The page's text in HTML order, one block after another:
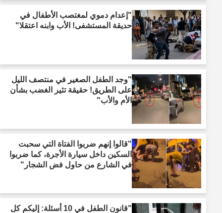
"إعدام دموي لمغتصب الأطفال في
حديقة المستشفى! الأب وابنه اعتقلا"
"وجد الطفل الصغير في منتصف الليل
على الطريق! حقيقة تثير الغضب بشأن
الأم والأب"
"قالوا إنهم ضربوا الفتاة التي سحبت
السكين داخل سيارة الأجرة، كما ضربوا
في الشارع من حاول فض الشجار"
"قانون الطفل في 10 أسئلة: إليكم كل